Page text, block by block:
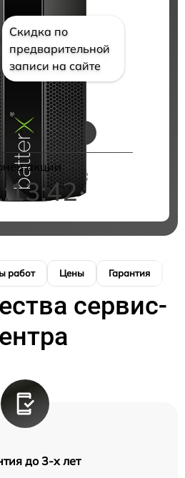
Скидка по
предварительной
записи на сайте
на ремонт
акции
работ Цены Гарантия
сервис-
до 3-х лет